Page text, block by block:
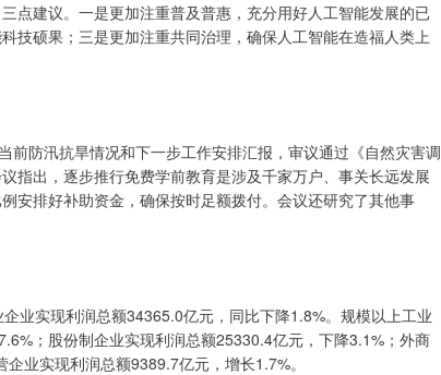
点建议。一是更加注重普及普惠，充分用好人工智能发展的已
技硕果；三是更加注重共同治理，确保人工智能在造福人类上
防汛抗旱情况和下一步工作安排汇报，审议通过《自然灾害调
指出，逐步推行免费学前教育是涉及千家万户、事关长远发展
安排好补助资金，确保按时足额拨付。会议还研究了其他事
实现利润总额34365.0亿元，同比下降1.8%。规模以上工业
；股份制企业实现利润总额25330.4亿元，下降3.1%；外商
业实现利润总额9389.7亿元，增长1.7%。